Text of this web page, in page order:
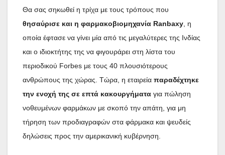
Θα σας σηκωθεί η τρίχα με τους τρόπους που
θησαύρισε και η φαρμακοβιομηχανία Ranbaxy , η
οποία έφτασε να γίνει μία από τις μεγαλύτερες της Ινδίας
και ο ιδιοκτήτης της να φιγουράρει στη λίστα του
περιοδικού Forbes με τους 40 πλουσιότερους
ανθρώπους της χώρας. Τώρα, η εταιρεία παραδέχτηκε
την ενοχή της σε επτά κακουργήματα για πώληση
νοθευμένων φαρμάκων με σκοπό την απάτη, για μη
τήρηση των προδιαγραφών στα φάρμακα και ψευδείς
δηλώσεις προς την αμερικανική κυβέρνηση.